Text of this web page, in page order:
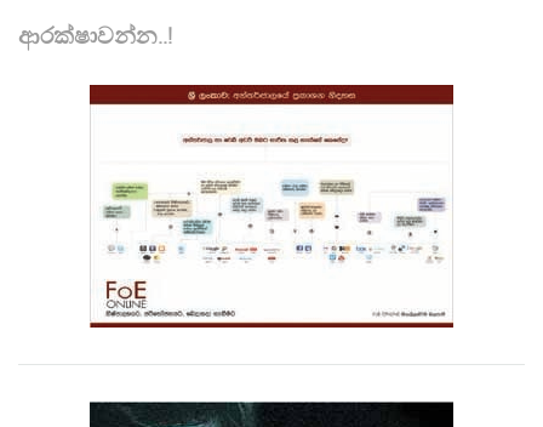
ආරක්ෂාවන්න..!